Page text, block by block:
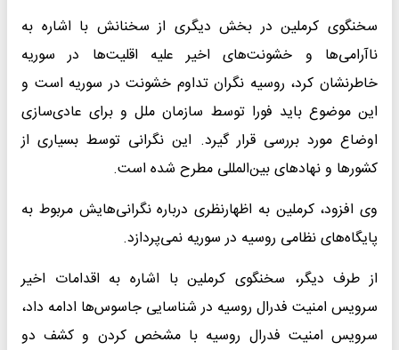
سخنگوی کرملین در بخش دیگری از سخنانش با اشاره به
ناآرامی‌ها و خشونت‌های اخیر علیه اقلیت‌ها در سوریه
خاطرنشان کرد، روسیه نگران تداوم خشونت در سوریه است و
این موضوع باید فورا توسط سازمان ملل و برای عادی‌سازی
اوضاع مورد بررسی قرار گیرد. این نگرانی توسط بسیاری از
کشورها و نهادهای بین‌المللی مطرح شده است.
وی افزود، کرملین به اظهارنظری درباره نگرانی‌هایش مربوط به
پایگاه‌های نظامی روسیه در سوریه نمی‌پردازد.
از طرف دیگر، سخنگوی کرملین با اشاره به اقدامات اخیر
سرویس امنیت فدرال روسیه در شناسایی جاسوس‌ها ادامه داد،
سرویس امنیت فدرال روسیه با مشخص کردن و کشف دو